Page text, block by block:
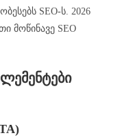
SEO-ს. 2026
მოწინავე SEO